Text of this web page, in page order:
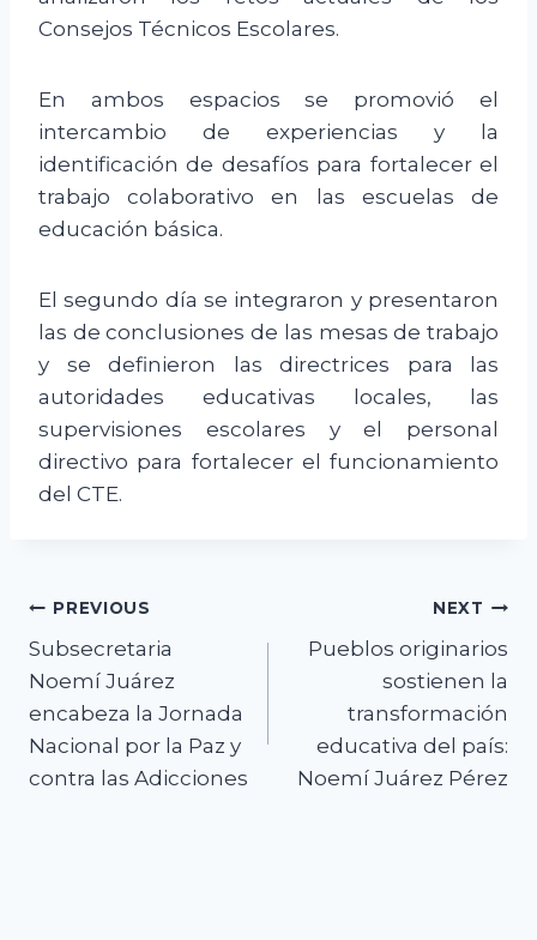
Consejos Técnicos Escolares.
En ambos espacios se promovió el
intercambio de experiencias y la
identificación de desafíos para fortalecer el
trabajo colaborativo en las escuelas de
educación básica.
El segundo día se integraron y presentaron
las de conclusiones de las mesas de trabajo
y se definieron las directrices para las
autoridades educativas locales, las
supervisiones escolares y el personal
directivo para fortalecer el funcionamiento
del CTE.
Navegación
de
entradas
PREVIOUS
Subsecretaria
Noemí Juárez
encabeza la Jornada
Nacional por la Paz y
contra las Adicciones
NEXT
Pueblos originarios
sostienen la
transformación
educativa del país:
Noemí Juárez Pérez